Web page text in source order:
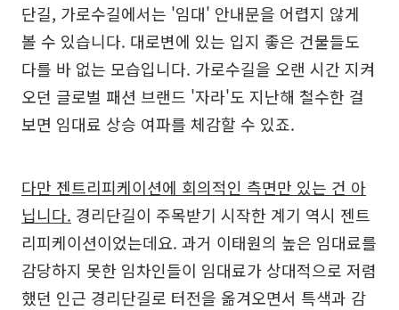
단길, 가로수길에서는 '임대' 안내문을 어렵지 않게
볼 수 있습니다. 대로변에 있는 입지 좋은 건물들도
다를 바 없는 모습입니다. 가로수길을 오랜 시간 지켜
오던 글로벌 패션 브랜드 '자라'도 지난해 철수한 걸
보면 임대료 상승 여파를 체감할 수 있죠.
다만 젠트리피케이션에 회의적인 측면만 있는 건 아
닙니다. 경리단길이 주목받기 시작한 계기 역시 젠트
리피케이션이었는데요. 과거 이태원의 높은 임대료를
감당하지 못한 임차인들이 임대료가 상대적으로 저렴
했던 인근 경리단길로 터전을 옮겨오면서 특색과 감